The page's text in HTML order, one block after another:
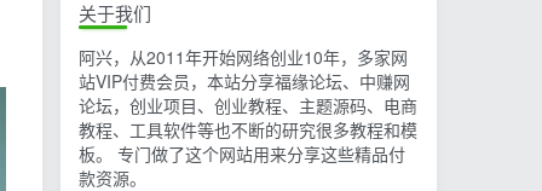
关于我们
阿兴，从2011年开始网络创业10年，多家网
站VIP付费会员，本站分享福缘论坛、中赚网
论坛，创业项目、创业教程、主题源码、电商
教程、工具软件等也不断的研究很多教程和模
板。 专门做了这个网站用来分享这些精品付
款资源。